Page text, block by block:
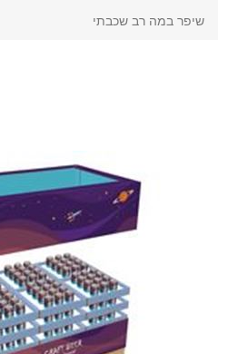
שיפר במה רב שכבתי